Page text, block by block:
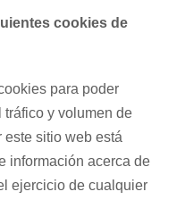
cookies de
para poder
y volumen de
sitio web está
información acerca de
ejercicio de cualquier